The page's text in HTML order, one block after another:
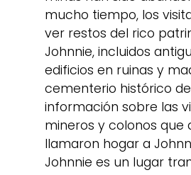
mucho tiempo, los
ver restos del rico
Johnnie, incluidos
edificios en ruinas y
cementerio histórico
información sobre las
mineros y colonos que
llamaron hogar a
Johnnie es un lugar